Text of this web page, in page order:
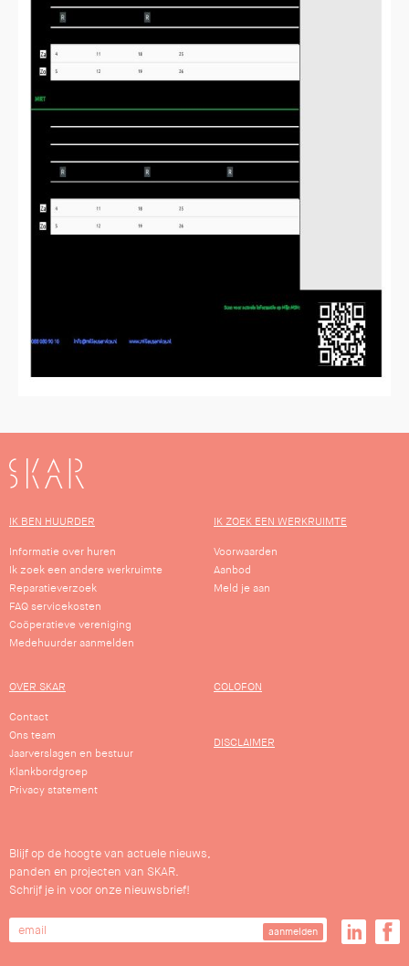
SKAR
IK BEN HUURDER
Informatie over huren
Ik zoek een andere werkruimte
Reparatieverzoek
FAQ servicekosten
Coöperatieve vereniging
Medehuurder aanmelden
IK ZOEK EEN WERKRUIMTE
Voorwaarden
Aanbod
Meld je aan
OVER SKAR
Contact
Ons team
Jaarverslagen en bestuur
Klankbordgroep
Privacy statement
COLOFON
DISCLAIMER
Blijf op de hoogte van actuele nieuws,
panden en projecten van SKAR.
Schrijf je in voor onze nieuwsbrief!